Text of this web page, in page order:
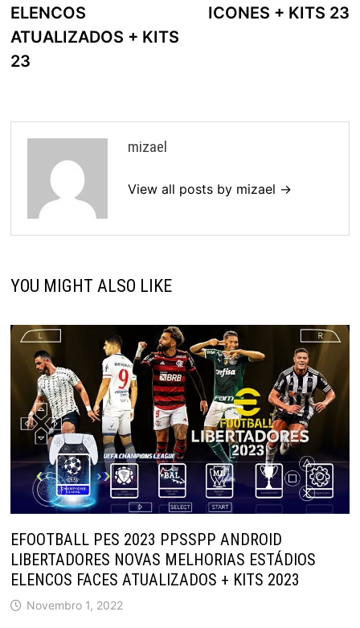
ELENCOS
ATUALIZADOS + KITS
23
ICONES + KITS 23
mizael
View all posts by mizael →
YOU MIGHT ALSO LIKE
EFOOTBALL PES 2023 PPSSPP ANDROID
LIBERTADORES NOVAS MELHORIAS ESTÁDIOS
ELENCOS FACES ATUALIZADOS + KITS 2023
Novembro 1, 2022